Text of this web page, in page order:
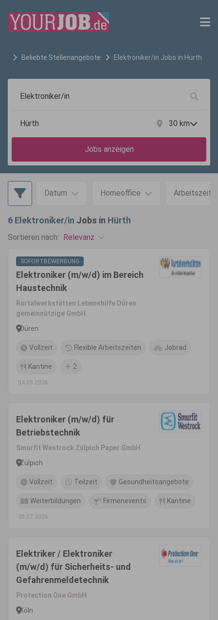
Beliebte Stellenangebote Elektroniker/in Jobs in Hürth
30 km
Jobs anzeigen
Datum Homeoffice Arbeitszeit
6 Elektroniker/in Jobs in Hürth
Sortieren nach: Relevanz
SOFORTBEWERBUNG
Elektroniker (m/w/d) im Bereich
Haustechnik
Rurtalwerkstätten Lebenshilfe Düren
gemeinnützige GmbH
Düren
Vollzeit Flexible Arbeitszeiten Jobrad
Kantine 2
04.08.2026
Elektroniker (m/w/d) für
Betriebstechnik
Smurfit Westrock Zülpich Paper GmbH
Zülpich
Vollzeit Teilzeit Gesundheitsangebote
Weiterbildungen Firmenevents Kantine
30.07.2026
Elektriker / Elektroniker
(m/w/d) für Sicherheits- und
Gefahrenmeldetechnik
Protection One GmbH
Köln